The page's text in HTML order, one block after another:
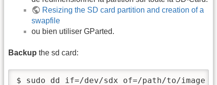
Resizing the SD card partition and creation of a
swapfile
ou bien utiliser GParted.
Backup the sd card:
$ sudo dd if=/dev/sdx of=/path/to/image